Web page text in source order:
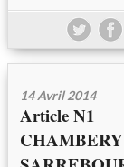
14 Avril 2014
Article N1